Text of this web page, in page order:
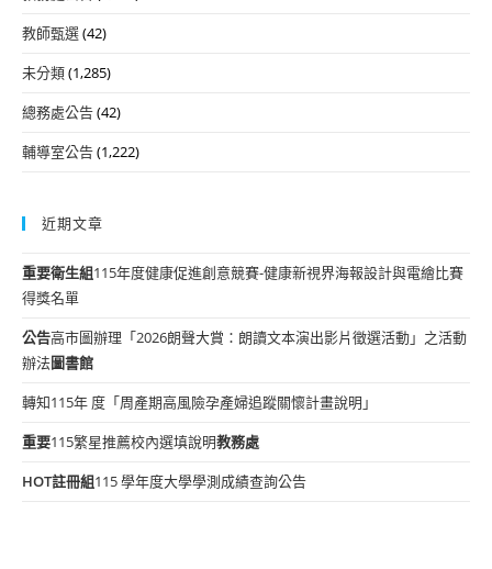
教師甄選(42)
未分類(1,285)
總務處公告(42)
輔導室公告(1,222)
近期文章
重要衛生組115年度健康促進創意競賽-健康新視界海報設計與電繪比賽
得獎名單
公告高市圖辦理「2026朗聲大賞：朗讀文本演出影片徵選活動」之活動
辦法圖書館
轉知115年 度「周產期高風險孕產婦追蹤關懷計畫說明」
重要115繁星推薦校內選填說明教務處
HOT註冊組115 學年度大學學測成績查詢公告